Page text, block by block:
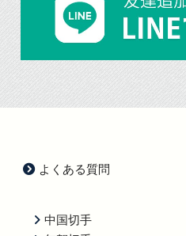
よくある質問
中国切手